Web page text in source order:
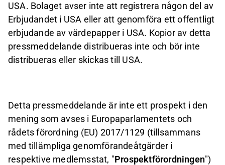
USA. Bolaget avser inte att registrera någon del av
Erbjudandet i USA eller att genomföra ett offentligt
erbjudande av värdepapper i USA. Kopior av detta
pressmeddelande distribueras inte och bör inte
distribueras eller skickas till USA.
Detta pressmeddelande är inte ett prospekt i den
mening som avses i Europaparlamentets och
rådets förordning (EU) 2017/1129 (tillsammans
med tillämpliga genomförandeåtgärder i
respektive medlemsstat, "Prospektförordningen")